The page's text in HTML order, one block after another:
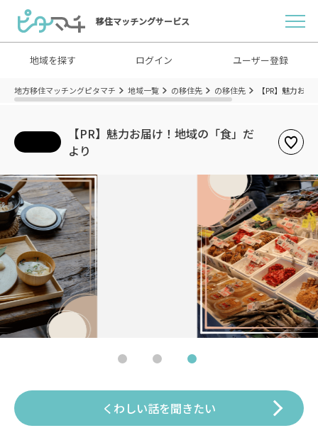
移住マッチングサービス
地域を探す ログイン ユーザー登録
地方移住マッチングピタマチ 地域一覧 の移住先 の移住先 【PR】魅力お
【PR】魅力お届け！地域の「食」だ
より
くわしい話を聞きたい